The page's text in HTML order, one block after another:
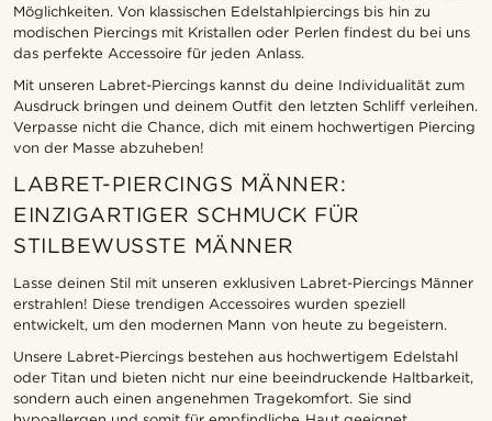
Möglichkeiten. Von klassischen Edelstahlpiercings bis hin zu
modischen Piercings mit Kristallen oder Perlen findest du bei uns
das perfekte Accessoire für jeden Anlass.
Mit unseren Labret-Piercings kannst du deine Individualität zum
Ausdruck bringen und deinem Outfit den letzten Schliff verleihen.
Verpasse nicht die Chance, dich mit einem hochwertigen Piercing
von der Masse abzuheben!
LABRET-PIERCINGS MÄNNER:
EINZIGARTIGER SCHMUCK FÜR
STILBEWUSSTE MÄNNER
Lasse deinen Stil mit unseren exklusiven Labret-Piercings Männer
erstrahlen! Diese trendigen Accessoires wurden speziell
entwickelt, um den modernen Mann von heute zu begeistern.
Unsere Labret-Piercings bestehen aus hochwertigem Edelstahl
oder Titan und bieten nicht nur eine beeindruckende Haltbarkeit,
sondern auch einen angenehmen Tragekomfort. Sie sind